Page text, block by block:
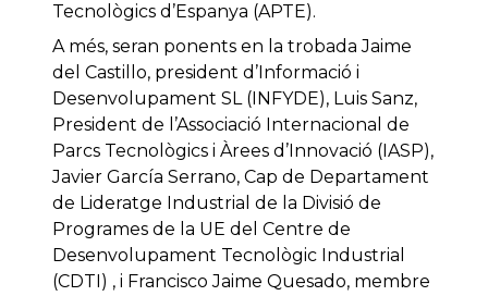
Tecnològics d’Espanya (APTE).
A més, seran ponents en la trobada Jaime
del Castillo, president d’Informació i
Desenvolupament SL (INFYDE), Luis Sanz,
President de l’Associació Internacional de
Parcs Tecnològics i Àrees d’Innovació (IASP),
Javier García Serrano, Cap de Departament
de Lideratge Industrial de la Divisió de
Programes de la UE del Centre de
Desenvolupament Tecnològic Industrial
(CDTI) , i Francisco Jaime Quesado, membre